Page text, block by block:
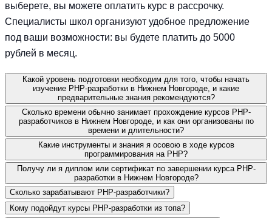
выберете, вы можете оплатить курс в рассрочку.
Специалисты школ организуют удобное предложение
под ваши возможности: вы будете платить до 5000
рублей в месяц.
Какой уровень подготовки необходим для того, чтобы начать
изучение PHP-разработки в Нижнем Новгороде, и какие
предварительные знания рекомендуются?
Сколько времени обычно занимает прохождение курсов PHP-
разработчиков в Нижнем Новгороде, и как они организованы по
времени и длительности?
Какие инструменты и знания я осовою в ходе курсов
программирования на PHP?
Получу ли я диплом или сертификат по завершении курса PHP-
разработки в Нижнем Новгороде?
Сколько зарабатывают PHP-разработчики?
Кому подойдут курсы PHP-разработки из топа?